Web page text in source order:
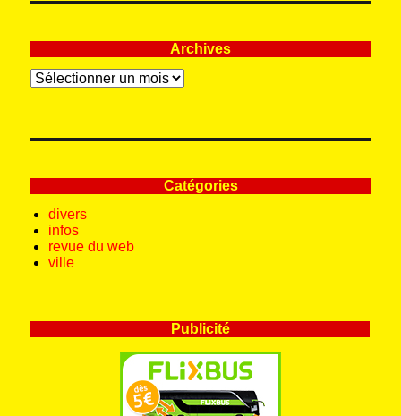
Archives
Archives
Catégories
divers
infos
revue du web
ville